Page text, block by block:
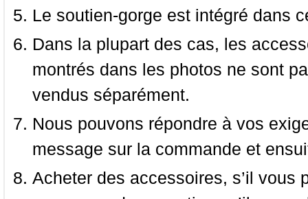
Le soutien-gorge est intégré dans
Dans la plupart des cas, les
montrés dans les photos ne sont
vendus séparément.
Nous pouvons répondre à vos
message sur la commande et
Acheter des accessoires, s’il